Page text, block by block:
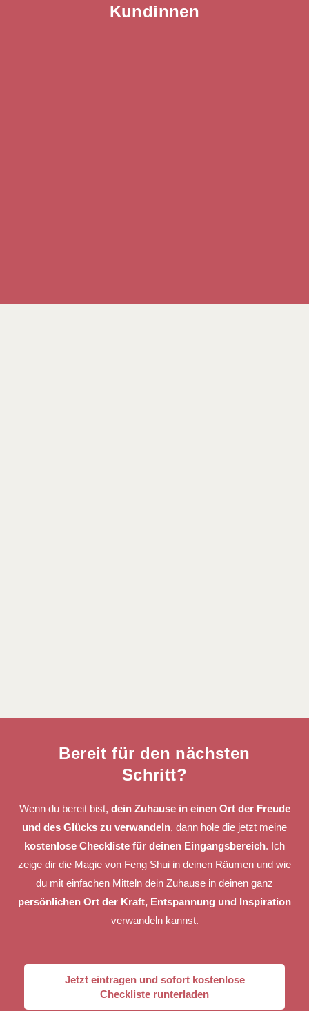
Kundinnen
Bereit für den nächsten
Schritt?
Wenn du bereit bist, dein Zuhause in einen Ort der Freude
und des Glücks zu verwandeln, dann hole die jetzt meine
kostenlose Checkliste für deinen Eingangsbereich. Ich
zeige dir die Magie von Feng Shui in deinen Räumen und wie
du mit einfachen Mitteln dein Zuhause in deinen ganz
persönlichen Ort der Kraft, Entspannung und Inspiration
verwandeln kannst.
Jetzt eintragen und sofort kostenlose
Checkliste runterladen